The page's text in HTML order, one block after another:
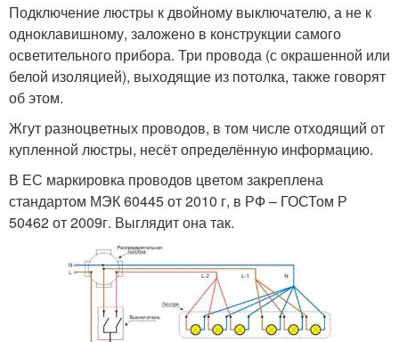
Подключение люстры к двойному выключателю, а не к
одноклавишному, заложено в конструкции самого
осветительного прибора. Три провода (с окрашенной или
белой изоляцией), выходящие из потолка, также говорят
об этом.
Жгут разноцветных проводов, в том числе отходящий от
купленной люстры, несёт определённую информацию.
В ЕС маркировка проводов цветом закреплена
стандартом МЭК 60445 от 2010 г, в РФ – ГОСТом Р
50462 от 2009г. Выглядит она так.